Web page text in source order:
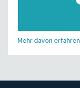
Mehr davon erfahren